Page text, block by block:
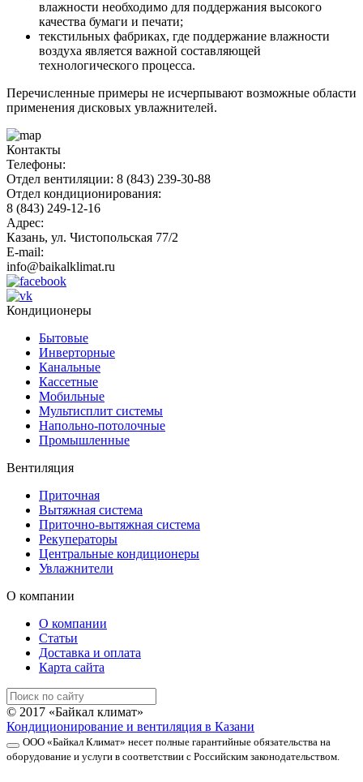
влажности необходимо для поддержания высокого
качества бумаги и печати;
текстильных фабриках, где поддержание влажности
воздуха является важной составляющей
технологического процесса.
Перечисленные примеры не исчерпывают возможные области
применения дисковых увлажнителей.
Контакты
Телефоны:
Отдел вентиляции: 8 (843) 239-30-88
Отдел кондиционирования:
8 (843) 249-12-16
Адрес:
Казань, ул. Чистопольская 77/2
E-mail:
info@baikalklimat.ru
Кондиционеры
Бытовые
Инверторные
Канальные
Кассетные
Мобильные
Мультисплит системы
Напольно-потолочные
Промышленные
Вентиляция
Приточная
Вытяжная система
Приточно-вытяжная система
Рекуператоры
Центральные кондиционеры
Увлажнители
О компании
О компании
Статьи
Доставка и оплата
Карта сайта
© 2017 «Байкал климат»
Кондиционирование и вентиляция в Казани
ООО «Байкал Климат» несет полные гарантийные обязательства на
оборудование и услуги в соответствии с Российским законодательством.